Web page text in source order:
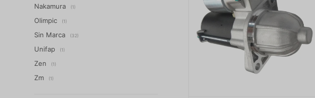
Nakamura (1)
Olimpic (1)
Sin Marca (32)
Unifap (1)
Zen (1)
Zm (1)